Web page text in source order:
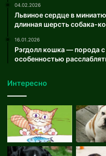
04.02.2026
Львиное сердце в
длинная шерсть собака-
16.01.2026
Рэгдолл кошка — порода
особенностью
Интересно